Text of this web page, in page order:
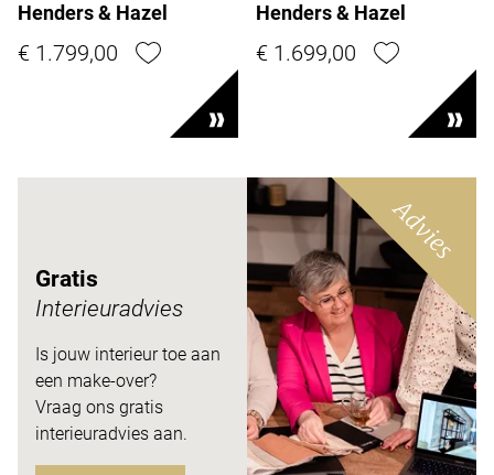
Henders & Hazel
€ 1.799,00
Henders & Hazel
€ 1.699,00
Gratis
Interieuradvies
Is jouw interieur toe aan
een make-over?
Vraag ons gratis
interieuradvies aan.
Advies